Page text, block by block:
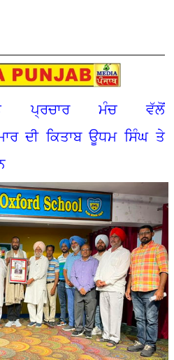
ਪ੍ਰਚਾਰ ਮੰਚ ਵੱਲੋਂ
ਦੀ ਕਿਤਾਬ ਊਧਮ ਸਿੰਘ ਤੇ